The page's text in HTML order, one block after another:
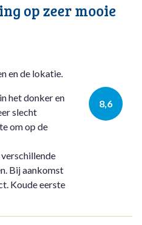
op zeer mooie
8,6
en de lokatie.
het donker en
slecht
om op de
Bij aankomst
Koude eerste